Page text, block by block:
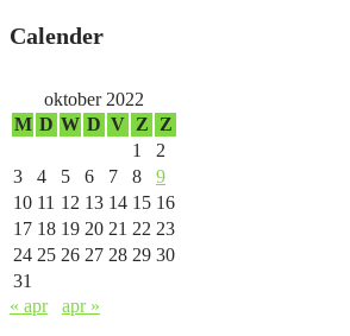
Calender
oktober 2022
M D W D V Z
Z
1
2
3
4 5 6 7 8
9
10 11 12 13 14 15 16
17 18 19 20 21 22 23
24 25 26 27 28 29 30
31
« apr
apr »